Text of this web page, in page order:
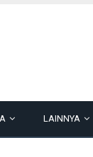
LAINNYA